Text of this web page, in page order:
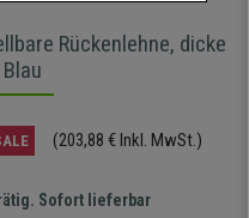
Rückenlehne, dicke
(203,88 € Inkl. MwSt.)
Sofort lieferbar